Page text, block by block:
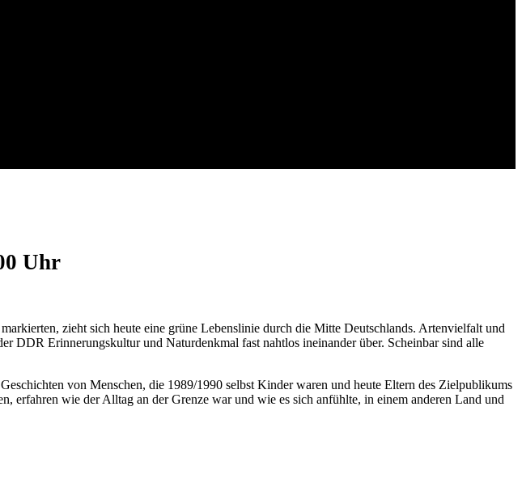
Uhr
zieht sich heute eine grüne Lebenslinie durch die Mitte Deutschlands. Artenvielfalt und
DDR Erinnerungskultur und Naturdenkmal fast nahtlos ineinander über. Scheinbar sind alle
von Menschen, die 1989/1990 selbst Kinder waren und heute Eltern des Zielpublikums
erfahren wie der Alltag an der Grenze war und wie es sich anfühlte, in einem anderen Land und